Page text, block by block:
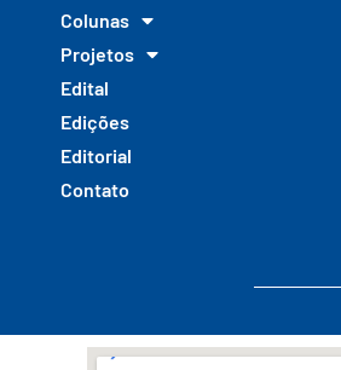
Colunas
Projetos
Edital
Edições
Editorial
Contato